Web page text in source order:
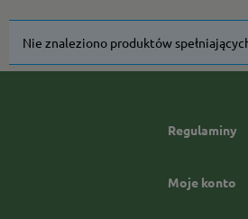
Nie znaleziono produktów
Regulaminy
Moje konto